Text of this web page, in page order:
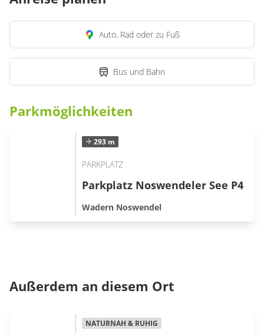
Auto, Rad oder zu Fuß
Bus und Bahn
Parkmöglichkeiten
293 m
PARKPLATZ
Parkplatz Noswendeler See P4
Wadern Noswendel
Außerdem an diesem Ort
NATURNAH & RUHIG